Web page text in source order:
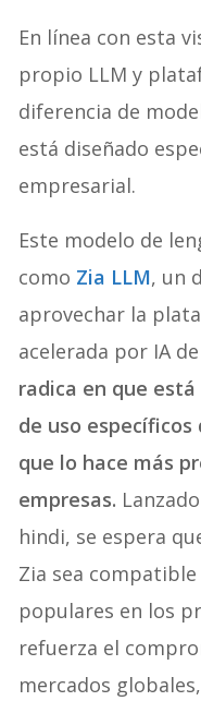
En línea con esta
propio LLM y
diferencia de
está diseñado
empresarial.
Este modelo de
como Zia LLM, un
aprovechar la
acelerada por IA de
radica en que
de uso
que lo hace más
empresas.
hindi, se espera
Zia sea
populares en los
refuerza el
mercados